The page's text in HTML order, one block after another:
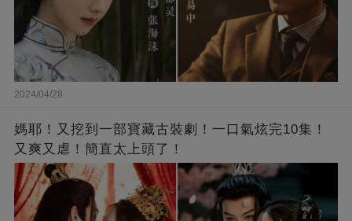
2024/04/28
媽耶！又挖到一部寶藏古裝劇！一口氣炫完10集！
又爽又虐！簡直太上頭了！